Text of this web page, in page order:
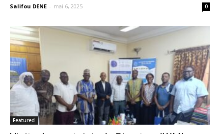
Salifou DENE - mai 6, 2025 0
Featured